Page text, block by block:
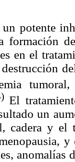
potente
formación
en el
El
un
cadera y
anomalías